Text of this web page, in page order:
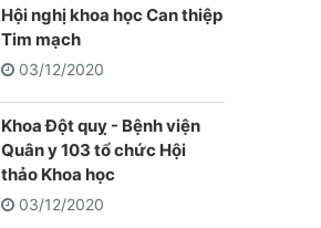
Hội nghị khoa học Can thiệp
Tim mạch
03/12/2020
Khoa Đột quỵ - Bệnh viện
Quân y 103 tổ chức Hội
thảo Khoa học
03/12/2020